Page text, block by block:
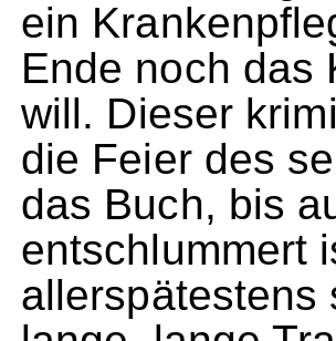
ein
Ende noch das
will. Dieser
die Feier des
das Buch, bis
entschlummert
allerspätestens